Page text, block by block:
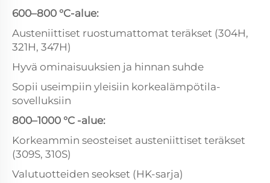
600–800 °C-alue:
Austeniittiset ruostumattomat teräkset (304H,
321H, 347H)
Hyvä ominaisuuksien ja hinnan suhde
Sopii useimpiin yleisiin korkealämpötila-
sovelluksiin
800–1000 °C -alue:
Korkeammin seosteiset austeniittiset teräkset
(309S, 310S)
Valutuotteiden seokset (HK-sarja)